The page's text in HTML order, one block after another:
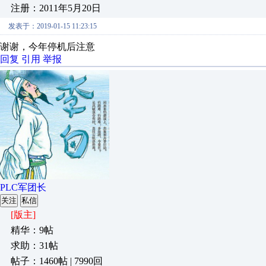
注册：2011年5月20日
发表于：2019-01-15 11:23:15
谢谢，今年停机后注意
回复 引用 举报
PLC军团长
关注 私信
[版主]
精华：9帖
求助：31帖
帖子：1460帖 | 7990回